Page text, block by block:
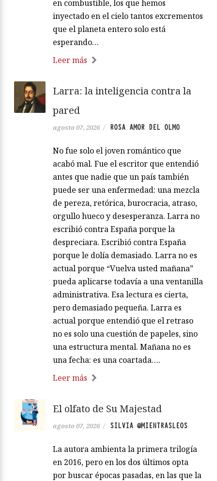
en combustible, los que hemos
inyectado en el cielo tantos excrementos
que el planeta entero solo está
esperando…
Leer más
Larra: la inteligencia contra la
pared
agosto 07, 2026 / ROSA AMOR DEL OLMO
No fue solo el joven romántico que
acabó mal. Fue el escritor que entendió
antes que nadie que un país también
puede ser una enfermedad: una mezcla
de pereza, retórica, burocracia, atraso,
orgullo hueco y desesperanza. Larra no
escribió contra España porque la
despreciara. Escribió contra España
porque le dolía demasiado. Larra no es
actual porque “Vuelva usted mañana”
pueda aplicarse todavía a una ventanilla
administrativa. Esa lectura es cierta,
pero demasiado pequeña. Larra es
actual porque entendió que el retraso
no es solo una cuestión de papeles, sino
una estructura mental. Mañana no es
una fecha: es una coartada….
Leer más
El olfato de Su Majestad
agosto 07, 2026 / SILVIA @MIENTRASLEOS
La autora ambienta la primera trilogía
en 2016, pero en los dos últimos opta
por buscar épocas pasadas, en las que la